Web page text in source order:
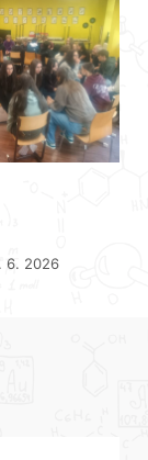
6. 2026